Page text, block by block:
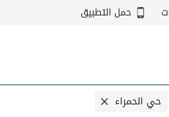
حمل التطبيق
حي الحمراء